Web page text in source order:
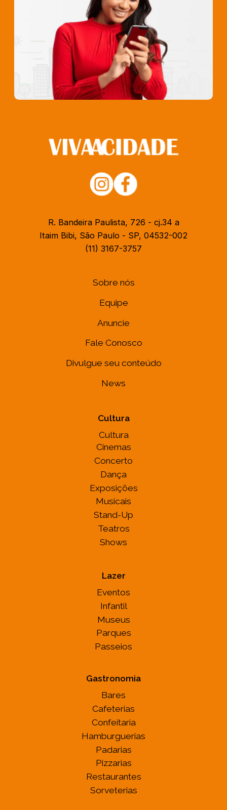
R. Bandeira Paulista, 726 - cj.34 a
Itaim Bibi, São Paulo - SP, 04532-002
(11) 3167-3757
Sobre nós
Equipe
Anuncie
Fale Conosco
Divulgue seu conteúdo
News
Cultura
Cultura
Cinemas
Concerto
Dança
Exposições
Musicais
Stand-Up
Teatros
Shows
Lazer
Eventos
Infantil
Museus
Parques
Passeios
Gastronomia
Bares
Cafeterias
Confeitaria
Hamburguerias
Padarias
Pizzarias
Restaurantes
Sorveterias